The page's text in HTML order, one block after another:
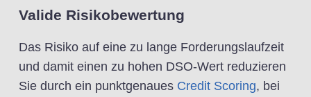
Valide Risikobewertung
Das Risiko auf eine zu lange Forderungslaufzeit
und damit einen zu hohen DSO-Wert reduzieren
Sie durch ein punktgenaues Credit Scoring, bei